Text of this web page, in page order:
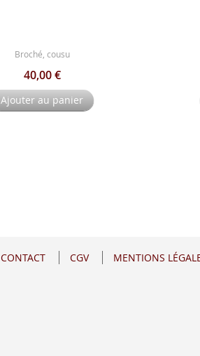
Broché, cousu
40,00 €
Ajouter au panier
CONTACT CGV MENTIONS